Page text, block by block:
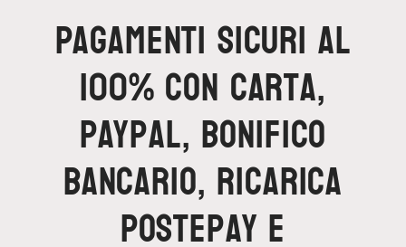
Pagamenti sicuri al
100% con carta,
Paypal, bonifico
bancario, ricarica
Postepay e